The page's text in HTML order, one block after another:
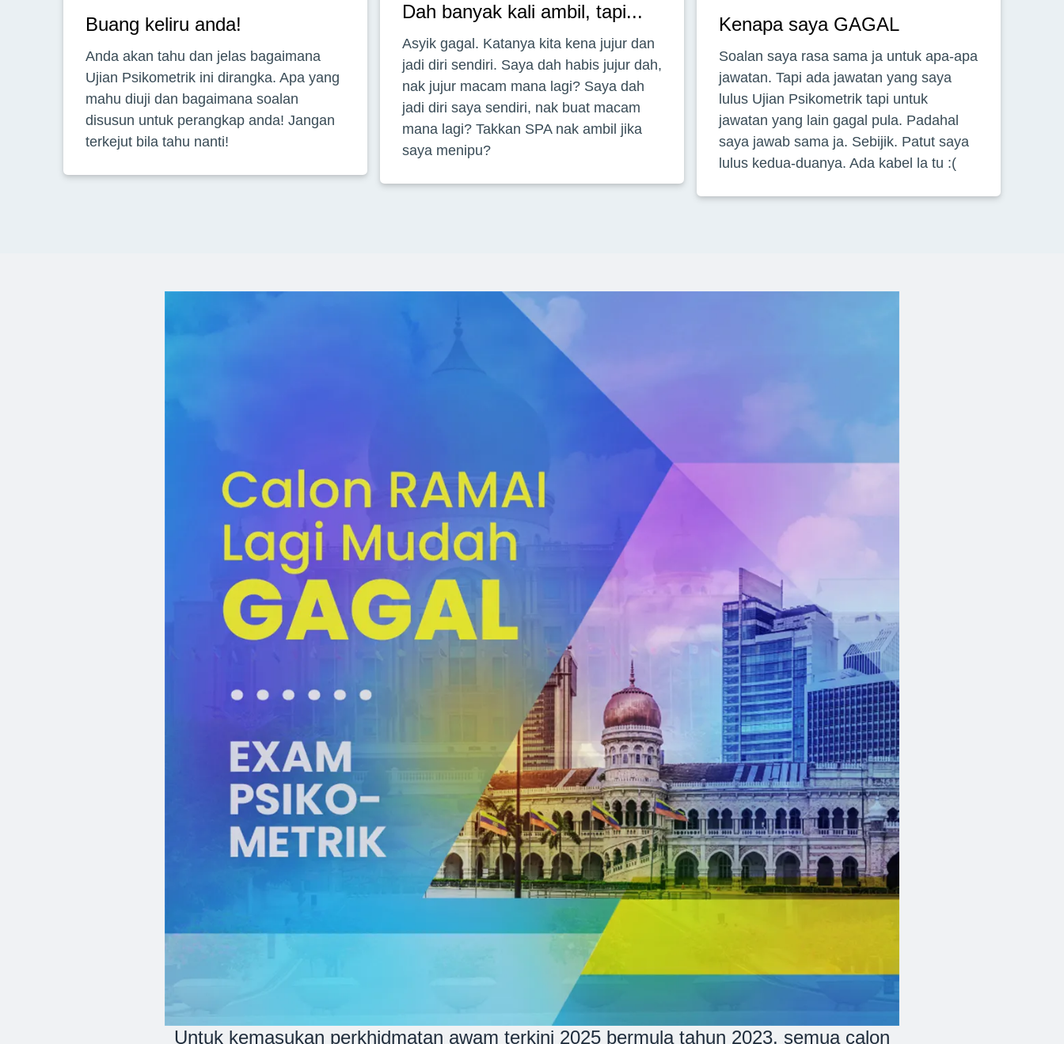
Buang keliru anda!
Anda akan tahu dan jelas bagaimana
Ujian Psikometrik ini dirangka. Apa yang
mahu diuji dan bagaimana soalan
disusun untuk perangkap anda! Jangan
terkejut bila tahu nanti!
Dah banyak kali ambil, tapi...
Asyik gagal. Katanya kita kena jujur dan
jadi diri sendiri. Saya dah habis jujur dah,
nak jujur macam mana lagi? Saya dah
jadi diri saya sendiri, nak buat macam
mana lagi? Takkan SPA nak ambil jika
saya menipu?
Kenapa saya GAGAL
Soalan saya rasa sama ja untuk apa-apa
jawatan. Tapi ada jawatan yang saya
lulus Ujian Psikometrik tapi untuk
jawatan yang lain gagal pula. Padahal
saya jawab sama ja. Sebijik. Patut saya
lulus kedua-duanya. Ada kabel la tu :(
Untuk kemasukan perkhidmatan awam terkini 2025 bermula tahun 2023, semua calon